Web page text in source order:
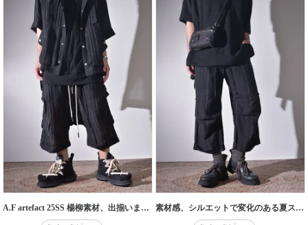
A.F artefact 25SS 楊柳素材、出揃いました。 素材感、シルエットで変化のある夏スタイリング